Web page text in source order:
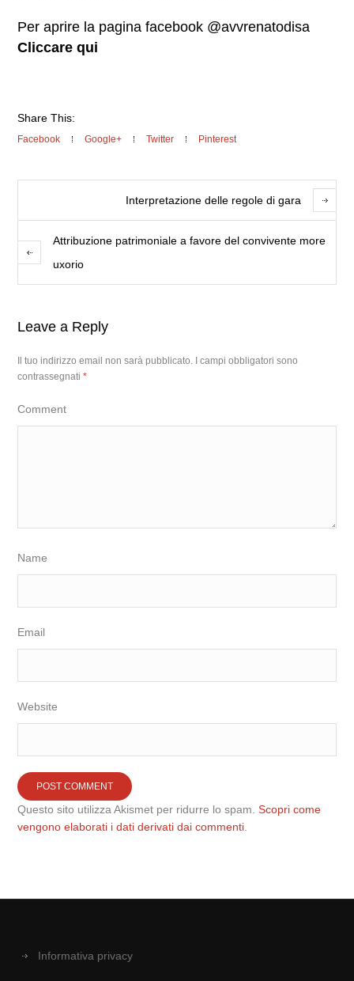
Per aprire la pagina facebook @avvrenatodisa
Cliccare qui
Share This:
Facebook Google+ Twitter Pinterest
Interpretazione delle regole di gara
Attribuzione patrimoniale a favore del convivente more
uxorio
Leave a Reply
Il tuo indirizzo email non sarà pubblicato.
I campi obbligatori sono
contrassegnati*
Comment
Name
Email
Website
Questo sito utilizza Akismet per ridurre lo spam.Scopri come
vengono elaborati i dati derivati dai commenti
Informativa privacy